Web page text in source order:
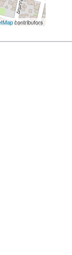
contributors